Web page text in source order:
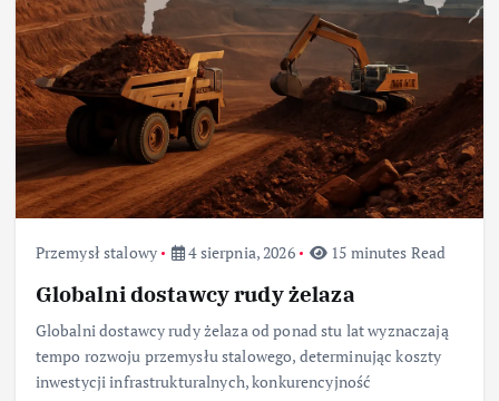
Przemysł stalowy 4 sierpnia, 2026 15 minutes Read
Globalni dostawcy rudy żelaza
Globalni dostawcy rudy żelaza od ponad stu lat wyznaczają
tempo rozwoju przemysłu stalowego, determinując koszty
inwestycji infrastrukturalnych, konkurencyjność